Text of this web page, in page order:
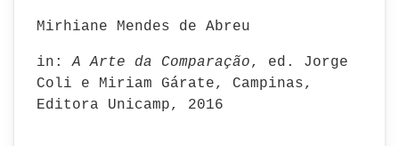
Mirhiane Mendes de Abreu
in: A Arte da Comparação, ed. Jorge
Coli e Miriam Gárate, Campinas,
Editora Unicamp, 2016